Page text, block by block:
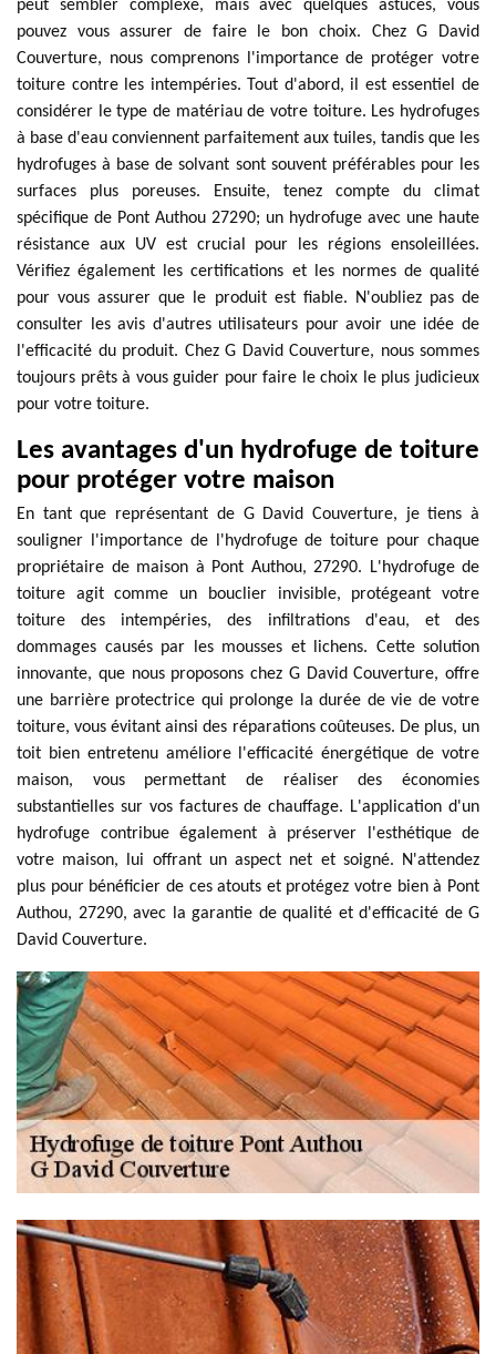
peut sembler complexe, mais avec quelques astuces, vous
pouvez vous assurer de faire le bon choix. Chez G David
Couverture, nous comprenons l'importance de protéger votre
toiture contre les intempéries. Tout d'abord, il est essentiel de
considérer le type de matériau de votre toiture. Les hydrofuges
à base d'eau conviennent parfaitement aux tuiles, tandis que les
hydrofuges à base de solvant sont souvent préférables pour les
surfaces plus poreuses. Ensuite, tenez compte du climat
spécifique de Pont Authou 27290; un hydrofuge avec une haute
résistance aux UV est crucial pour les régions ensoleillées.
Vérifiez également les certifications et les normes de qualité
pour vous assurer que le produit est fiable. N'oubliez pas de
consulter les avis d'autres utilisateurs pour avoir une idée de
l'efficacité du produit. Chez G David Couverture, nous sommes
toujours prêts à vous guider pour faire le choix le plus judicieux
pour votre toiture.
Les avantages d'un hydrofuge de toiture
pour protéger votre maison
En tant que représentant de G David Couverture, je tiens à
souligner l'importance de l'hydrofuge de toiture pour chaque
propriétaire de maison à Pont Authou, 27290. L'hydrofuge de
toiture agit comme un bouclier invisible, protégeant votre
toiture des intempéries, des infiltrations d'eau, et des
dommages causés par les mousses et lichens. Cette solution
innovante, que nous proposons chez G David Couverture, offre
une barrière protectrice qui prolonge la durée de vie de votre
toiture, vous évitant ainsi des réparations coûteuses. De plus, un
toit bien entretenu améliore l'efficacité énergétique de votre
maison, vous permettant de réaliser des économies
substantielles sur vos factures de chauffage. L'application d'un
hydrofuge contribue également à préserver l'esthétique de
votre maison, lui offrant un aspect net et soigné. N'attendez
plus pour bénéficier de ces atouts et protégez votre bien à Pont
Authou, 27290, avec la garantie de qualité et d'efficacité de G
David Couverture.